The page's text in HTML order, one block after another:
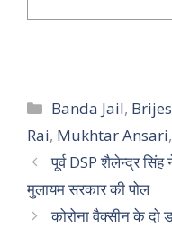
Categories
Banda Jail,
Rai, Mukhtar Ansari,
पूर्व DSP शैलेन्द्र
मुलायम सरकार की पोल
कोरोना वैक्सीन के दो